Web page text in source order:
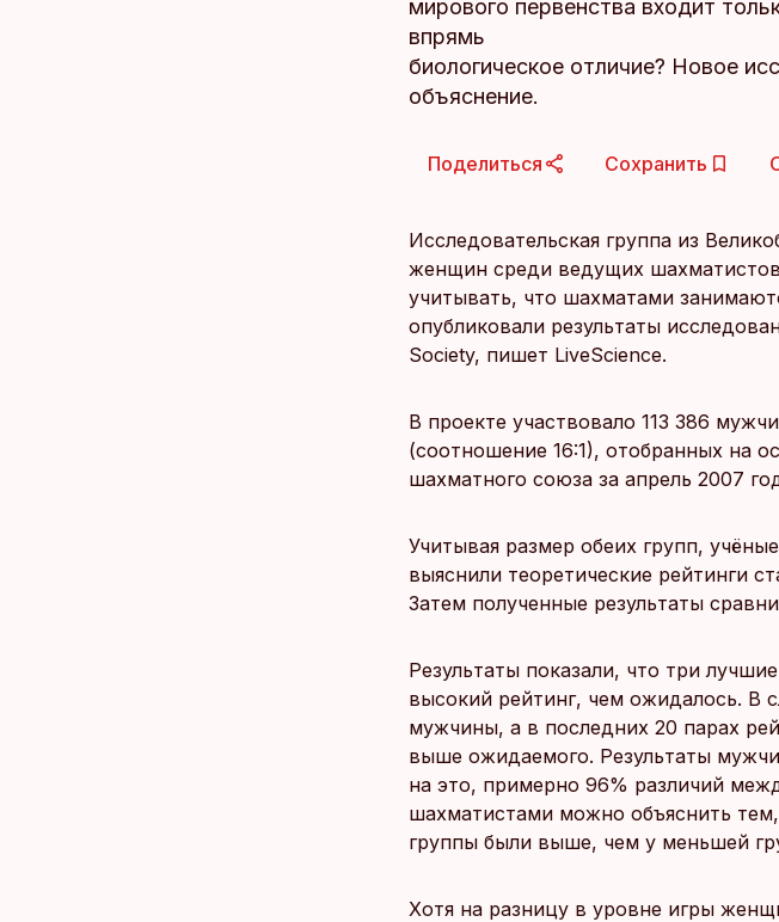
мирового первенства входит
впрямь
биологическое отличие? Новое
объяснение.
Поделиться Сохранить
Исследовательская группа из
женщин среди ведущих
учитывать, что шахматами
опубликовали результаты
Society, пишет LiveScience.
В проекте участвовало 113 386
(соотношение 16:1), отобранных на
шахматного союза за апрель 2007
Учитывая размер обеих групп,
выяснили теоретические рейтинги
Затем полученные результаты
Результаты показали, что три
высокий рейтинг, чем ожидалось. В
мужчины, а в последних 20 парах
выше ожидаемого. Результаты
на это, примерно 96% различий
шахматистами можно объяснить
группы были выше, чем у меньшей
Хотя на разницу в уровне игры